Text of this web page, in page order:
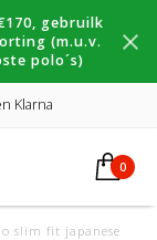
gebruilk
(m.u.v.
polo´s)
Klarna
0
slim fit japanese